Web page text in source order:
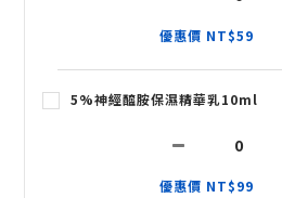
優惠價 NT$59
5%神經醯胺保濕精華乳10ml
優惠價 NT$99